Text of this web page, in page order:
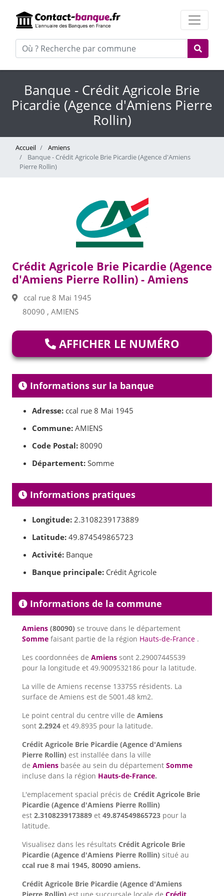
Banque - Crédit Agricole Brie
Picardie (Agence d'Amiens Pierre
Rollin)
Accueil
Amiens
Banque - Crédit Agricole Brie Picardie (Agence d'Amiens
Pierre Rollin)
Crédit Agricole Brie Picardie (Agence
d'Amiens Pierre Rollin) - Amiens
ccal rue 8 Mai 1945
80090 , AMIENS
AFFICHER LE NUMÉRO
Informations sur la banque
Adresse: ccal rue 8 Mai 1945
Commune: AMIENS
Code Postal: 80090
Département: Somme
Informations pratiques
Longitude: 2.3108239173889
Latitude: 49.874549865723
Activité: Banque
Banque principale: Crédit Agricole
Informations de la commune
Amiens (80090) se trouve dans le département
Somme faisant partie de la région Hauts-de-France .
Les coordonnées de Amiens sont 2.29007445539
pour la longitude et 49.9009532186 pour la latitude.
La ville de Amiens recense 133755 résidents. La
surface de Amiens est de 5001.48 km2.
Le point central du centre ville de Amiens
sont 2.2924 et 49.8935 pour la latitude.
Crédit Agricole Brie Picardie (Agence d'Amiens
Pierre Rollin) est installée dans la ville
de Amiens basée au sein du département Somme
incluse dans la région Hauts-de-France.
L'emplacement spacial précis de Crédit Agricole Brie
Picardie (Agence d'Amiens Pierre Rollin)
est 2.3108239173889 et 49.874549865723 pour la
latitude.
Visualisez dans les résultats Crédit Agricole Brie
Picardie (Agence d'Amiens Pierre Rollin) situé au
ccal rue 8 mai 1945, 80090 amiens.
Crédit Agricole Brie Picardie (Agence d'Amiens